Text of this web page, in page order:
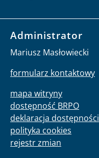
Administrator
Mariusz Masłowiecki
formularz kontaktowy
mapa witryny
dostępność BRPO
deklaracja dostępności
polityka cookies
rejestr zmian